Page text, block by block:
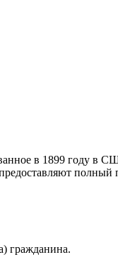
в 1899 году в
полный
гражданина.